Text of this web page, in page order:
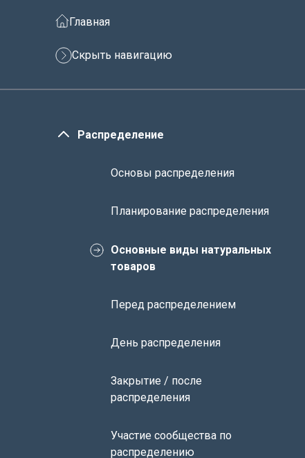
Главная
Скрыть навигацию
Распределение
Основы распределения
Планирование распределения
Основные виды натуральных
товаров
Перед распределением
День распределения
Закрытие / после
распределения
Участие сообщества по
распределению